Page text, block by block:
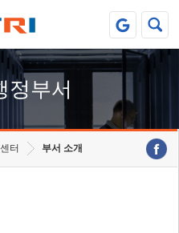
정부서
터 부서 소개